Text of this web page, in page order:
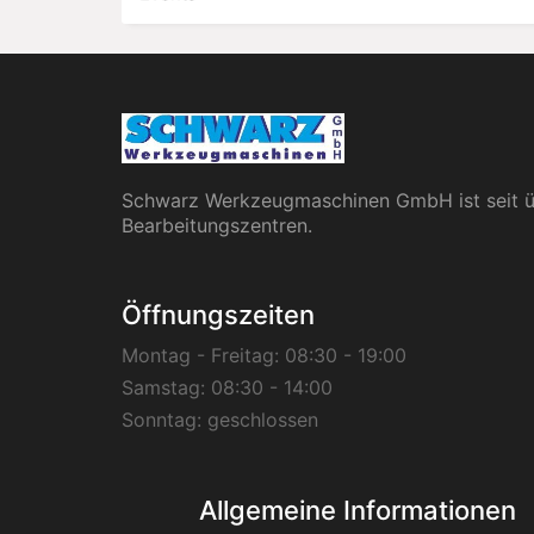
Schwarz Werkzeugmaschinen GmbH ist seit
Bearbeitungszentren.
Öffnungszeiten
Montag - Freitag: 08:30 - 19:00
Samstag: 08:30 - 14:00
Sonntag: geschlossen
Allgemeine Informationen